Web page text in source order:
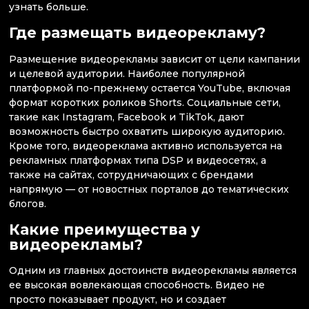
узнать больше.
Где размещать видеорекламу?
Размещение видеорекламы зависит от цели кампании
и целевой аудитории. Наиболее популярной
платформой по-прежнему остается YouTube, включая
формат коротких роликов Shorts. Социальные сети,
такие как Instagram, Facebook и TikTok, дают
возможность быстро охватить широкую аудиторию.
Кроме того, видеореклама активно используется на
рекламных платформах типа DSP и видеосетях, а
также на сайтах, сотрудничающих с брендами
напрямую — от новостных порталов до тематических
блогов.
Какие преимущества у
видеорекламы?
Одним из главных достоинств видеорекламы является
ее высокая вовлекающая способность. Видео не
просто показывает продукт, но и создает